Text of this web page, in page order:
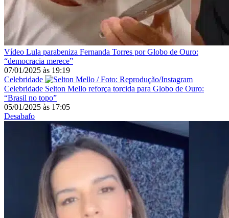
Vídeo Lula parabeniza Fernanda Torres por Globo de Ouro:
“democracia merece”
07/01/2025 às 19:19
Celebridade
Celebridade Selton Mello reforça torcida para Globo de Ouro:
“Brasil no topo”
05/01/2025 às 17:05
Desabafo